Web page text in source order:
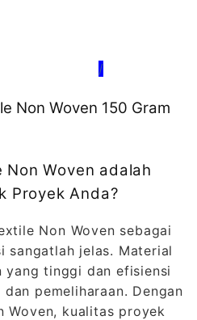
/
Non Woven 150 Gram
Woven adalah
Proyek Anda?
Non Woven sebagai
sangatlah jelas. Material
yang tinggi dan efisiensi
pemeliharaan. Dengan
Woven, kualitas proyek